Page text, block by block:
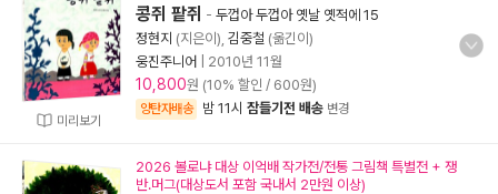
미리보기
콩쥐 팥쥐 - 두껍아 두껍아 옛날 옛적에 15
정현지 (지은이), 김중철 (옮긴이)
웅진주니어
2010년 11월
10,800원 (10% 할인 / 600원)
양탄자배송 밤 11시 잠들기전 배송 변경
2026 볼로냐 대상 이억배 작가전/전통 그림책 특별전 + 쟁
반.머그(대상도서 포함 국내서 2만원 이상)